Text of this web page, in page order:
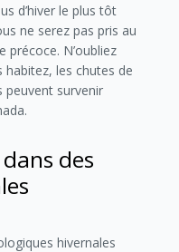
d’hiver le plus tôt
ne serez pas pris au
précoce. N’oubliez
les chutes de
peuvent survenir
des
hivernales